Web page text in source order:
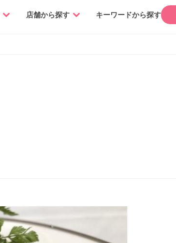
店舗から探す キーワードから探す